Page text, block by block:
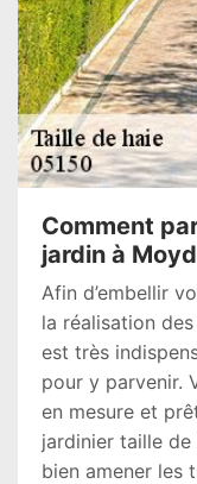
Comment
jardin à
Afin d’embellir
la réalisation
est très
pour y parvenir.
en mesure et
jardinier taille
bien amener les